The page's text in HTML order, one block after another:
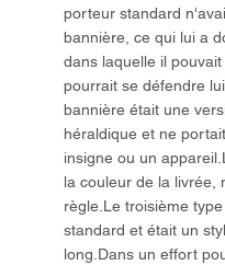
porteur standard
bannière, ce qui lui a
dans laquelle il
pourrait se défendre
bannière était une
héraldique et ne
insigne ou un
la couleur de la livrée,
règle.Le troisième
standard et était un
long.Dans un effort